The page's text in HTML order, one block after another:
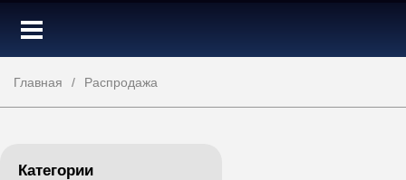
Главная Распродажа
Категории